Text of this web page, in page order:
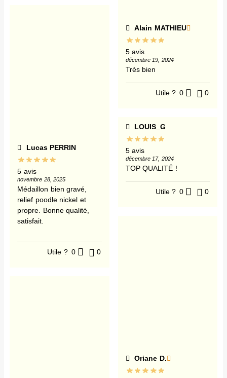
Lucas PERRIN
5 avis
novembre 28, 2025
Médaillon bien gravé,
relief poodle nickel et
propre. Bonne qualité,
satisfait.
Utile ? 0 0
Alain MATHIEU
5 avis
décembre 19, 2024
Très bien
Utile ? 0 0
LOUIS_G
5 avis
décembre 17, 2024
TOP QUALITÉ !
Utile ? 0 0
Oriane D.